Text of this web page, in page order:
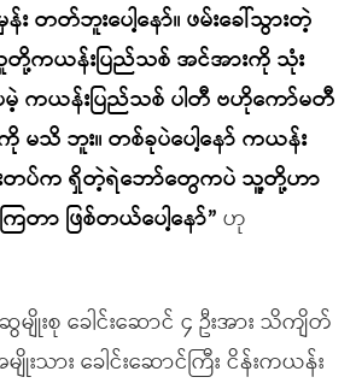
တတ်ဘူးပေါ့နော်။ ဖမ်းခေါ်သွားတဲ့
တို့ကယန်းပြည်သစ် အင်အားကို သုံး
ေမဲ့ ကယန်းပြည်သစ် ပါတီ ဗဟိုကော်မတီ
သိ ဘူး။ တစ်ခုပဲပေါ့နော် ကယန်း
င်းတပ်က ရှိတဲ့ရဲဘော်တွေကပဲ သူ့တို့ဟာ
တာ ဖြစ်တယ်ပေါ့နော်” ဟု
မျိုးစု ခေါင်းဆောင် ၄ ဦးအား သိကျိတ်
းသား ခေါင်းဆောင်ကြီး ငိန်းကယန်း